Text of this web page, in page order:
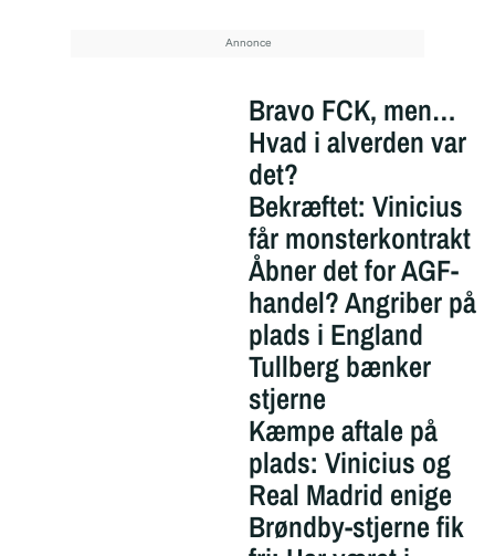
Bravo FCK, men…
Hvad i alverden var
det?
Bekræftet: Vinicius
får monsterkontrakt
Åbner det for AGF-
handel? Angriber på
plads i England
Tullberg bænker
stjerne
Kæmpe aftale på
plads: Vinicius og
Real Madrid enige
Brøndby-stjerne fik